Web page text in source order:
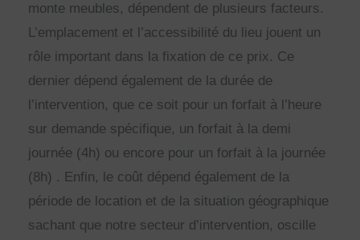
monte meubles, dépendent de plusieurs facteurs.
L’emplacement et l’accessibilité du lieu jouent un
rôle important dans la fixation de ce prix. Ce
dernier dépend également de la durée de
l’intervention, que ce soit pour un forfait à l’heure
sur demande spécifique, un forfait à la demi
journée (4h) ou encore pour un forfait à la journée
(8h) . Enfin, le coût dépend également de la
période de location et de la situation géographique
sachant que notre secteur d’intervention, oscille